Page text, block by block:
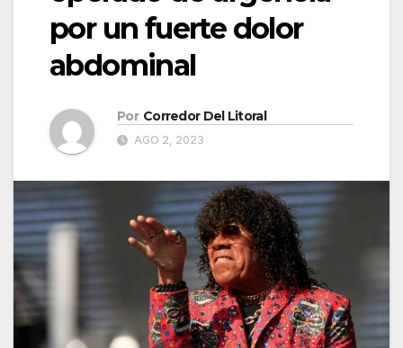
por un fuerte dolor
abdominal
Por Corredor Del Litoral
AGO 2, 2023